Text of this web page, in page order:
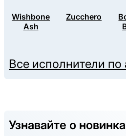
Wishbone
Ash
Zucchero
Все исполнители
Узнавайте о